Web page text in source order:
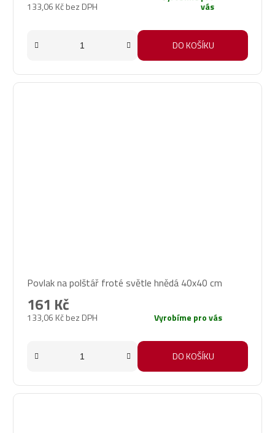
133,06 Kč bez DPH vás
DO KOŠÍKU
Povlak na polštář froté světle hnědá 40x40 cm
133,06 Kč bez DPH
161 Kč
Vyrobíme pro vás
DO KOŠÍKU